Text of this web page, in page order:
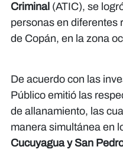
Criminal (ATIC), se
personas en diferentes
de Copán, en la zona
De acuerdo con las
Público emitió las
de allanamiento, las
manera simultánea en
Cucuyagua y San